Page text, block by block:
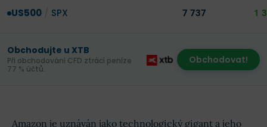
US500 SPX 7 737 1
Obchodujte u XTB
Při obchodování CFD ztrácí peníze
77 % účtů.
Obchodovat!
Amazon je uznáván jako technologický gigant a jeho